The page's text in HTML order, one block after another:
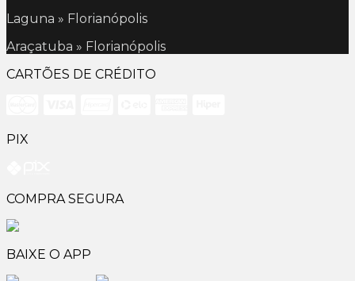
Laguna » Florianópolis
Araçatuba » Florianópolis
CARTÕES DE CRÉDITO
PIX
COMPRA SEGURA
BAIXE O APP